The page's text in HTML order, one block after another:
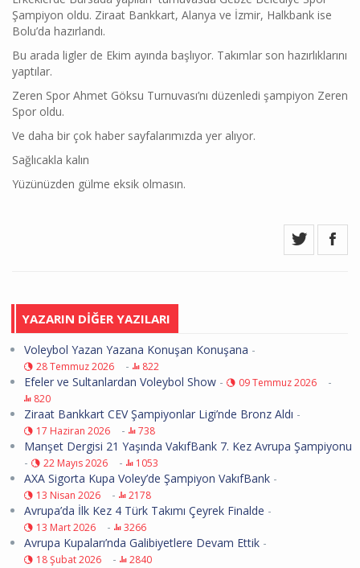
Şampiyon oldu. Ziraat Bankkart, Alanya ve İzmir, Halkbank ise
Bolu’da hazırlandı.
Bu arada ligler de Ekim ayında başlıyor. Takımlar son hazırlıklarını
yaptılar.
Zeren Spor Ahmet Göksu Turnuvası’nı düzenledi şampiyon Zeren
Spor oldu.
Ve daha bir çok haber sayfalarımızda yer alıyor.
Sağlıcakla kalın
Yüzünüzden gülme eksik olmasın.
YAZARIN DİĞER YAZILARI
Voleybol Yazan Yazana Konuşan Konuşana -
28 Temmuz 2026 - 822
Efeler ve Sultanlardan Voleybol Show - 09 Temmuz 2026 -
820
Ziraat Bankkart CEV Şampiyonlar Ligi’nde Bronz Aldı -
17 Haziran 2026 - 738
Manşet Dergisi 21 Yaşında VakıfBank 7. Kez Avrupa Şampiyonu
-
22 Mayıs 2026 - 1053
AXA Sigorta Kupa Voley’de Şampiyon VakıfBank -
13 Nisan 2026 - 2178
Avrupa’da İlk Kez 4 Türk Takımı Çeyrek Finalde -
13 Mart 2026 - 3266
Avrupa Kupaları’nda Galibiyetlere Devam Ettik -
18 Şubat 2026 - 2840